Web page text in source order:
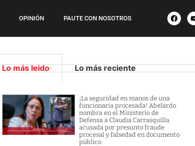
OPINIÓN PAUTE CON NOSOTROS
Lo más leido Lo más reciente
¡La seguridad en manos de una
funcionaria procesada! Abelardo
nombra en el Ministerio de
Defensa a Claudia Carrasquilla
acusada por presunto fraude
procesal y falsedad en documento
público